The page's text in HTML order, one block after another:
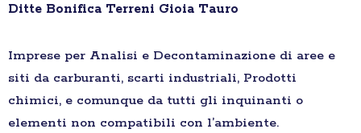
Ditte Bonifica Terreni Gioia Tauro
Imprese per Analisi e Decontaminazione di aree e
siti da carburanti, scarti industriali, Prodotti
chimici, e comunque da tutti gli inquinanti o
elementi non compatibili con l’ambiente.